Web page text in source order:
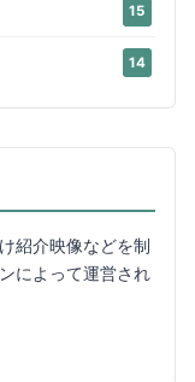
15
14
紹介映像などを制
によって運営され